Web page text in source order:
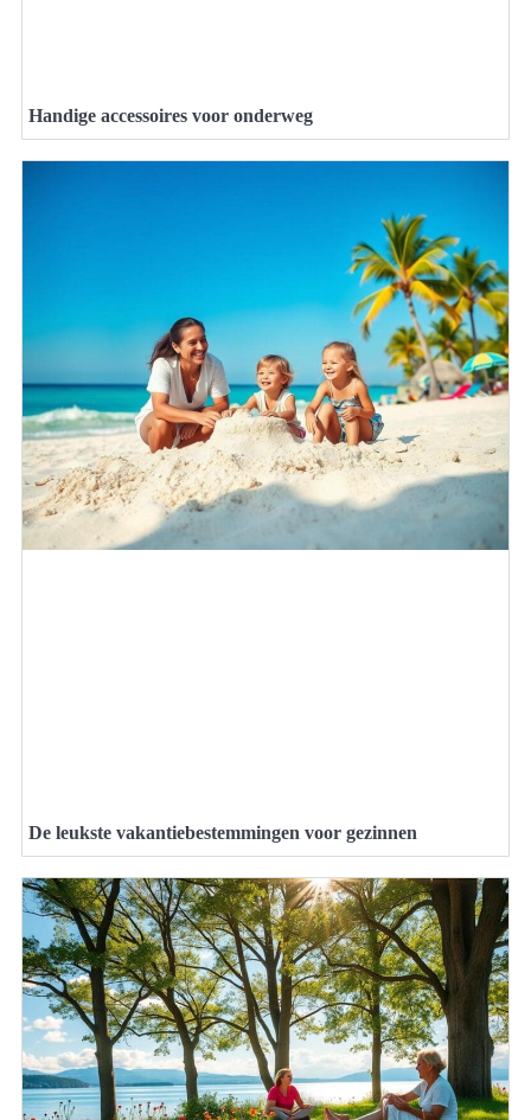
Handige accessoires voor onderweg
De leukste vakantiebestemmingen voor gezinnen